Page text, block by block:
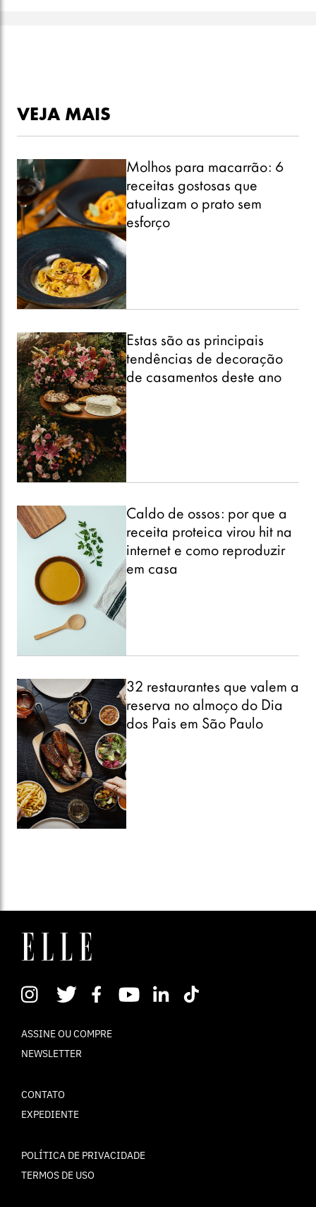
VEJA MAIS
Molhos para macarrão: 6
receitas gostosas que
atualizam o prato sem
esforço
Estas são as principais
tendências de decoração
de casamentos deste ano
Caldo de ossos: por que a
receita proteica virou hit na
internet e como reproduzir
em casa
32 restaurantes que valem a
reserva no almoço do Dia
dos Pais em São Paulo
ASSINE OU COMPRE
NEWSLETTER
CONTATO
EXPEDIENTE
POLÍTICA DE PRIVACIDADE
TERMOS DE USO